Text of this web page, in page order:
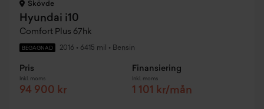
Skövde
Hyundai i10
Comfort Plus 67hk
BEGAGNAD 2016 • 6415 mil • Bensin
Pris
Inkl. moms
94 900 kr
Finansiering
Inkl. moms
1 101 kr/mån